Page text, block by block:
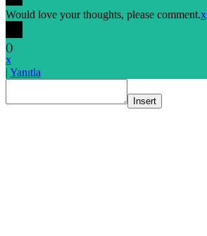
Would love your thoughts, please comment.x
()
x
Yanıtla
Insert